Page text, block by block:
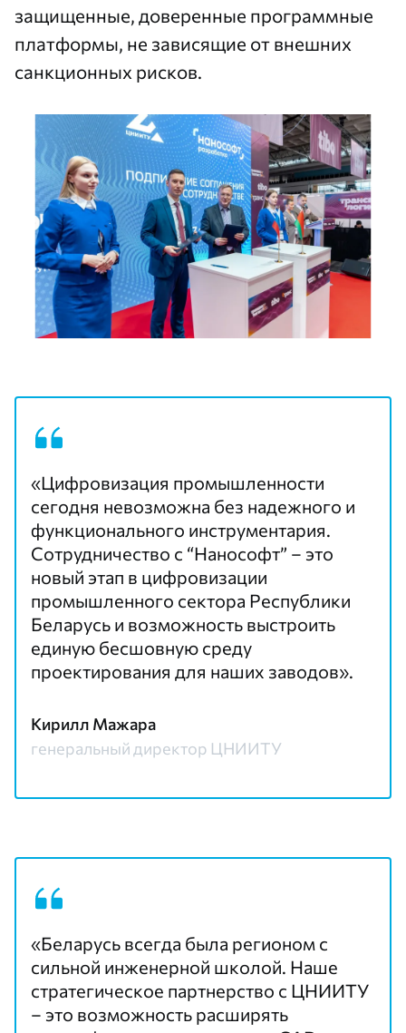
защищенные, доверенные программные
платформы, не зависящие от внешних
санкционных рисков.
«Цифровизация промышленности
сегодня невозможна без надежного и
функционального инструментария.
Сотрудничество с “Нанософт” – это
новый этап в цифровизации
промышленного сектора Республики
Беларусь и возможность выстроить
единую бесшовную среду
проектирования для наших заводов».
Кирилл Мажара
генеральный директор ЦНИИТУ
«Беларусь всегда была регионом с
сильной инженерной школой. Наше
стратегическое партнерство с ЦНИИТУ
– это возможность расширять